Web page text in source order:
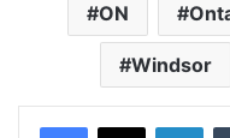
ON
Windsor